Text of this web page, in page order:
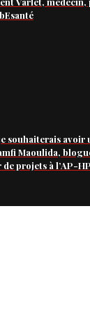
souhaiterais avoir
Maoulida,
projets à l’AP-HP